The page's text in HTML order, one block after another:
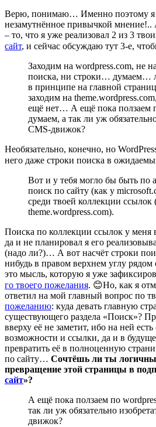
Верю, понимаю… Именно поэтому я
незамутнённое привычкой
– то, что я уже реализовал 2 из 3
сайт, и сейчас обсуждаю тут 3-е,
Заходим на wordpress.com, не
поиска, ни строки… думаем…
в принципе на главной
заходим на
ещё нет… А ещё пока ползаем
думаем, а так ли уж
CMS-движок?
Необязательно, конечно, но
него даже строки поиска в
Вот и у тебя могло бы быть по
поиск по сайту (как у
среди твоей коллекции ссылок
theme.wordpress.com).
Поиска по коллекции ссылок у меня
да и не планировал я его
(надо ли?)… А вот насчёт строки
нибудь в правом верхнем углу рядом
это мысль, которую я уже
го твоего пожелания. 😊Но, как я
ответил на мой главный вопрос по
пожеланию: куда девать главную
существующего раздела «Поиск»?
вверху её не заметит, ибо на ней
возможности и ссылки, да и в
превратить её в полноценную
по сайту… Сочтёшь ли ты
превращение этой страницы в
сайт»?
А ещё пока ползаем по
так ли уж обязательно
движок?